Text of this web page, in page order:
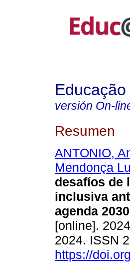
versión On-
Resumen
ANTONIO,
Mendonça
desafíos de
inclusiva
agenda
[online].
2024. ISSN
https://